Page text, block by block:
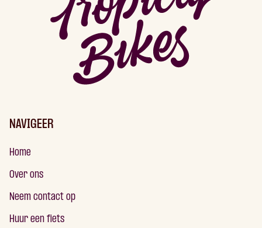
NAVIGEER
Home
Over ons
Neem contact op
Huur een fiets